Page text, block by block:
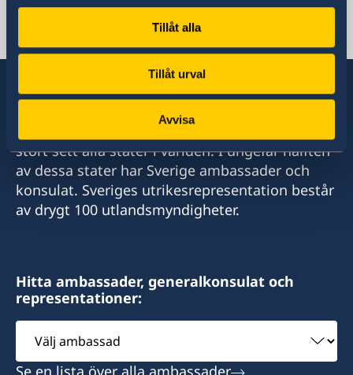
Tillåt alla
Tillåt urval
Avvisa
Svenska Konsulat
Gaborone
+267 393 13 58
E-post
kent@sanitas.co.bw
Sanitas Nursery
Endast förbokade möten
Honorärkonsul
Kent Nilsson
Sverige har diplomatiska förbindelser med i
stort sett alla stater i världen. I ungefär hälften
av dessa stater har Sverige ambassader och
konsulat. Sveriges utrikesrepresentation består
av drygt 100 utlandsmyndigheter.
Hitta ambassader, generalkonsulat och
representationer:
Välj
ambassad
Se en lista över alla ambassader